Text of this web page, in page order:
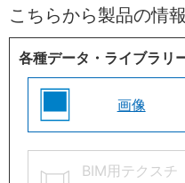
こちらから製品の情
各種データ・ライブラリ
画像
BIM用テクスチ